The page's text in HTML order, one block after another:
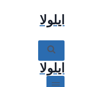
ایلولا
ایلولا